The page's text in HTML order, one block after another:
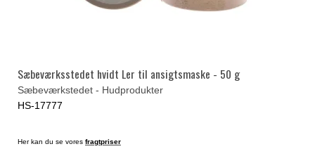
Sæbeværksstedet hvidt Ler til ansigtsmaske - 50 g
Sæbeværkstedet - Hudprodukter
HS-17777
Her kan du se vores fragtpriser